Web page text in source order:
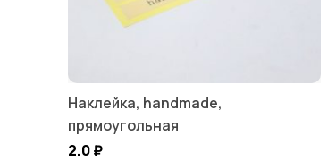
Наклейка, handmade,
прямоугольная
2.0₽